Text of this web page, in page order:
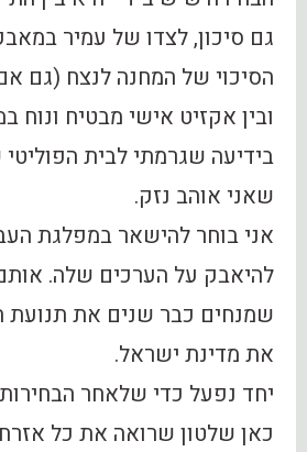
גם סיכון, לצדו של עמיר
הסיכוי של המחנה לנצח (גם
ובין אקזיט אישי מבטיח ונוח
בידיעה שגרמתי לבית הפוליטי
שאני אוהב נזק.
אני בוחר להישאר במפלגת
להיאבק על הערכים שלה.
שמנחים כבר שנים את תנועת
את מדינת ישראל.
יחד נפעל כדי שלאחר
כאן שלטון שרואה את כל